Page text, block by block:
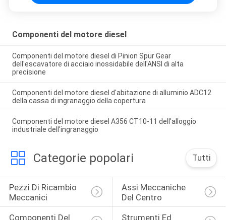
Componenti del motore diesel
Componenti del motore diesel di Pinion Spur Gear
dell'escavatore di acciaio inossidabile dell'ANSI di alta
precisione
Componenti del motore diesel d'abitazione di alluminio ADC12
della cassa di ingranaggio della copertura
Componenti del motore diesel A356 CT10-11 dell'alloggio
industriale dell'ingranaggio
Categorie popolari Tutti
Pezzi Di Ricambio
Meccanici
Assi Meccaniche
Del Centro
Componenti Del
Strumenti Ed